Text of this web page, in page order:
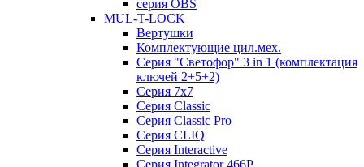
серия OBS
MUL-T-LOCK
Вертушки
Комплектующие цил.мех.
Серия "Светофор" 3 in 1 (комплектация
ключей 2+5+2)
Серия 7х7
Серия Classic
Серия Classic Pro
Серия CLIQ
Серия Interactive
Серия Integrator 466P